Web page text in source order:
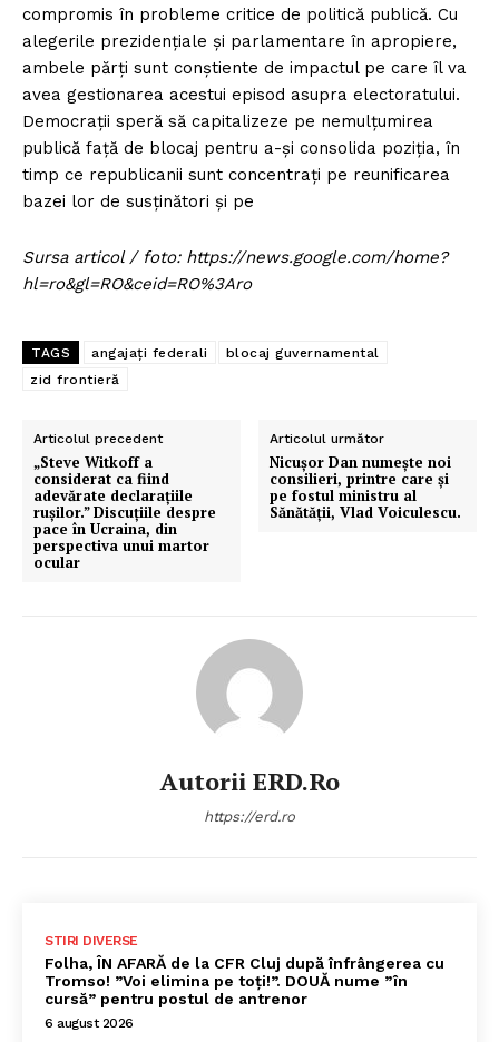
compromis în probleme critice de politică publică. Cu
alegerile prezidențiale și parlamentare în apropiere,
ambele părți sunt conștiente de impactul pe care îl va
avea gestionarea acestui episod asupra electoratului.
Democrații speră să capitalizeze pe nemulțumirea
publică față de blocaj pentru a-și consolida poziția, în
timp ce republicanii sunt concentrați pe reunificarea
bazei lor de susținători și pe
Sursa articol / foto: https://news.google.com/home?
hl=ro&gl=RO&ceid=RO%3Aro
TAGS angajați federali
blocaj guvernamental
zid frontieră
Articolul precedent
„Steve Witkoff a
considerat ca fiind
adevărate declarațiile
rușilor.” Discuțiile despre
pace în Ucraina, din
perspectiva unui martor
ocular
Articolul următor
Nicușor Dan numește noi
consilieri, printre care și
pe fostul ministru al
Sănătății, Vlad Voiculescu.
Autorii ERD.ro
https://erd.ro
STIRI DIVERSE
Folha, ÎN AFARĂ de la CFR Cluj după înfrângerea cu
Tromso! ”Voi elimina pe toți!”. DOUĂ nume ”în
cursă” pentru postul de antrenor
6 august 2026